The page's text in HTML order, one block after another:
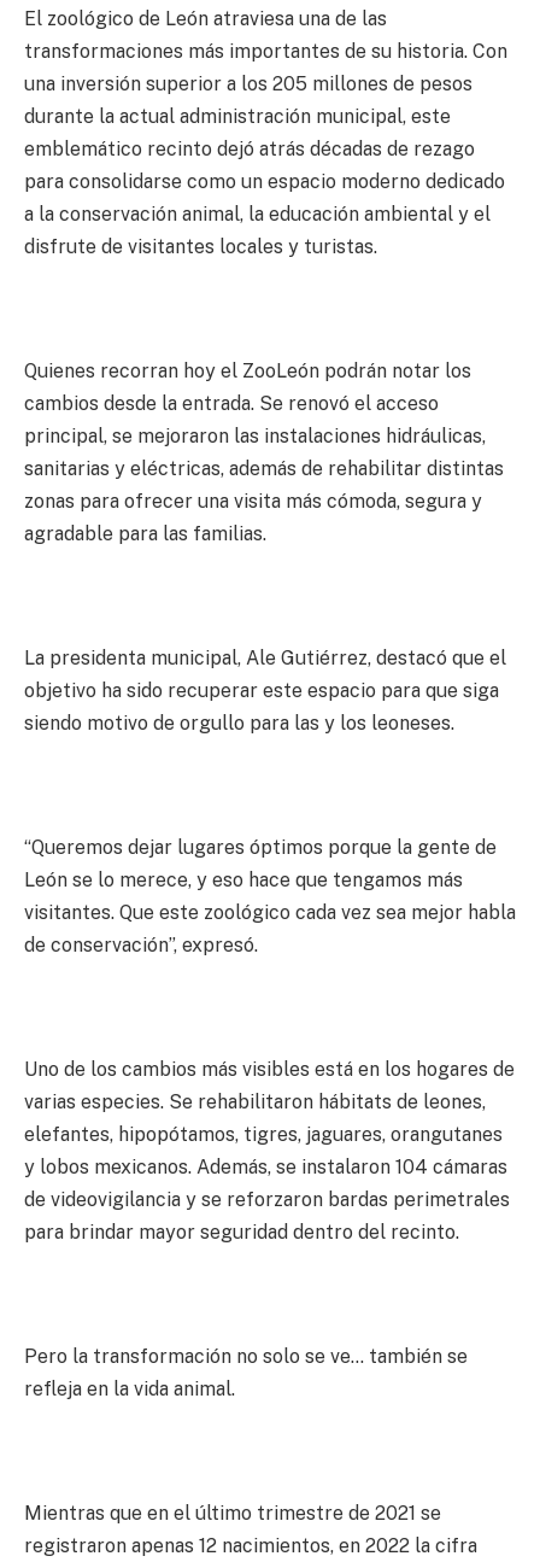
El zoológico de León atraviesa una de las
transformaciones más importantes de su historia. Con
una inversión superior a los 205 millones de pesos
durante la actual administración municipal, este
emblemático recinto dejó atrás décadas de rezago
para consolidarse como un espacio moderno dedicado
a la conservación animal, la educación ambiental y el
disfrute de visitantes locales y turistas.
Quienes recorran hoy el ZooLeón podrán notar los
cambios desde la entrada. Se renovó el acceso
principal, se mejoraron las instalaciones hidráulicas,
sanitarias y eléctricas, además de rehabilitar distintas
zonas para ofrecer una visita más cómoda, segura y
agradable para las familias.
La presidenta municipal, Ale Gutiérrez, destacó que el
objetivo ha sido recuperar este espacio para que siga
siendo motivo de orgullo para las y los leoneses.
“Queremos dejar lugares óptimos porque la gente de
León se lo merece, y eso hace que tengamos más
visitantes. Que este zoológico cada vez sea mejor habla
de conservación”, expresó.
Uno de los cambios más visibles está en los hogares de
varias especies. Se rehabilitaron hábitats de leones,
elefantes, hipopótamos, tigres, jaguares, orangutanes
y lobos mexicanos. Además, se instalaron 104 cámaras
de videovigilancia y se reforzaron bardas perimetrales
para brindar mayor seguridad dentro del recinto.
Pero la transformación no solo se ve… también se
refleja en la vida animal.
Mientras que en el último trimestre de 2021 se
registraron apenas 12 nacimientos, en 2022 la cifra